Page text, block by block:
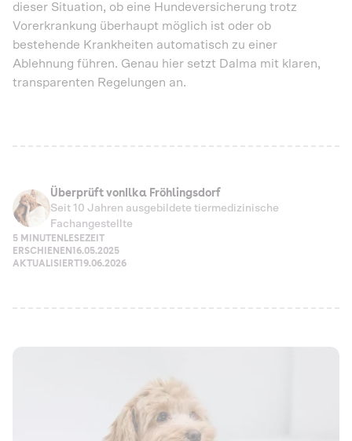
dieser Situation, ob eine Hundeversicherung trotz
Vorerkrankung überhaupt möglich ist oder ob
bestehende Krankheiten automatisch zu einer
Ablehnung führen. Genau hier setzt Dalma mit klaren,
transparenten Regelungen an.
Überprüft von Ilka Fröhlingsdorf
Seit 10 Jahren ausgebildete tiermedizinische
Fachangestellte
5 MINUTEN LESEZEIT
ERSCHIENEN16.05.2025
AKTUALISIERT19.06.2026